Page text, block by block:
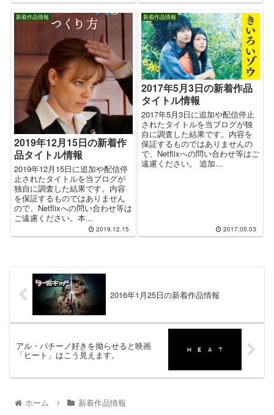
新着作品情報
2019年12月15日の新着作
品タイトル情報
2019年12月15日に追加や配信停
止されたタイトルを当ブログが
独自に調査した結果です。内容
を保証するものではありません
ので、Netflixへの問い合わせ等は
ご遠慮ください。本...
2019.12.15
新着作品情報
2017年5月3日の新着作品
タイトル情報
2017年5月3日に追加や配信停止
されたタイトルを当ブログが独
自に調査した結果です。内容を
保証するものではありませんの
で、Netflixへの問い合わせ等はご
遠慮ください。 追加...
2017.05.03
2016年1月25日の新着作品情報
アル・パチーノ好きを拗らせると映画
「ヒート」はこう見えます。
ホーム 新着作品情報